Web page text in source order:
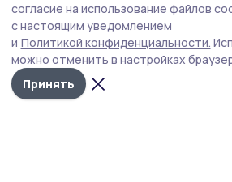
согласие на использование файлов
с настоящим уведомлением
и Политикой конфиденциальности.
можно отменить в настройках
Принять